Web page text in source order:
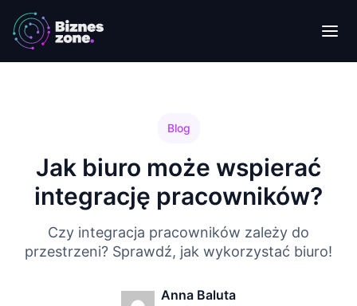
Blog
Jak biuro może wspierać
integrację pracowników?
Czy integracja pracowników zależy do
przestrzeni? Sprawdź, jak wykorzystać biuro!
Anna Baluta